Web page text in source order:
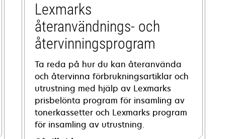
Lexmarks
återanvändnings- och
återvinningsprogram
Ta reda på hur du kan återanvända
och återvinna förbrukningsartiklar och
utrustning med hjälp av Lexmarks
prisbelönta program för insamling av
tonerkassetter och Lexmarks program
för insamling av utrustning.